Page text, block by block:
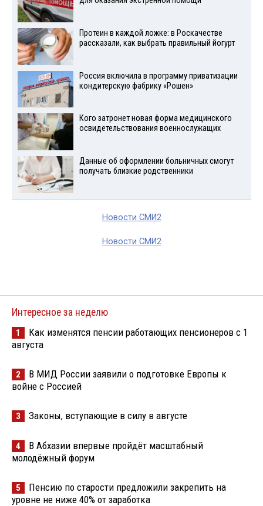
Протеин в каждой ложке: в Роскачестве
рассказали, как выбрать правильный йогурт
Россия включила в программу приватизации
кондитерскую фабрику «Рошен»
Кого затронет новая форма медицинского
освидетельствования военнослужащих
Данные об оформлении больничных смогут
получать близкие родственники
Новости СМИ2
Новости СМИ2
Интересное за неделю
1
Как изменятся пенсии работающих пенсионеров с 1
августа
2
В МИД России заявили о подготовке Европы к
войне с Россией
3 Законы, вступающие в силу в августе
4
В Абхазии впервые пройдёт масштабный
молодёжный форум
5
Пенсию по старости предложили закрепить на
уровне не ниже 40% от заработка